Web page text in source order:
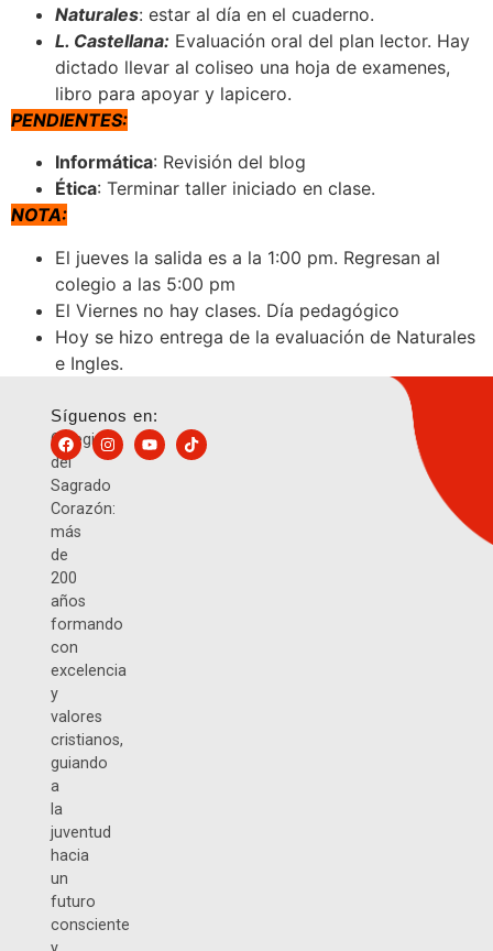
Naturales: estar al día en el cuaderno.
L. Castellana: Evaluación oral del plan lector. Hay
dictado llevar al coliseo una hoja de examenes,
libro para apoyar y lapicero.
PENDIENTES:
Informática: Revisión del blog
Ética: Terminar taller iniciado en clase.
NOTA:
El jueves la salida es a la 1:00 pm. Regresan al
colegio a las 5:00 pm
El Viernes no hay clases. Día pedagógico
Hoy se hizo entrega de la evaluación de Naturales
e Ingles.
Colegio
del
Sagrado
Corazón:
más
de
200
años
formando
con
excelencia
y
valores
cristianos,
guiando
a
la
juventud
hacia
un
futuro
consciente
Síguenos en: